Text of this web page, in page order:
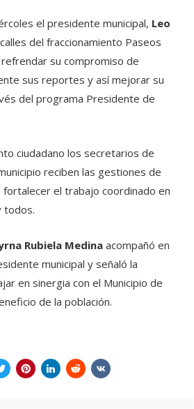
el presidente municipal, Leo
del fraccionamiento Paseos
su compromiso de
sus reportes y así mejorar su
del programa Presidente de
ciudadano los secretarios de
reciben las gestiones de
fortalecer el trabajo coordinado en
todos.
Rubiela Medina acompañó en
municipal y señaló la
en sinergia con el Municipio de
de la población.